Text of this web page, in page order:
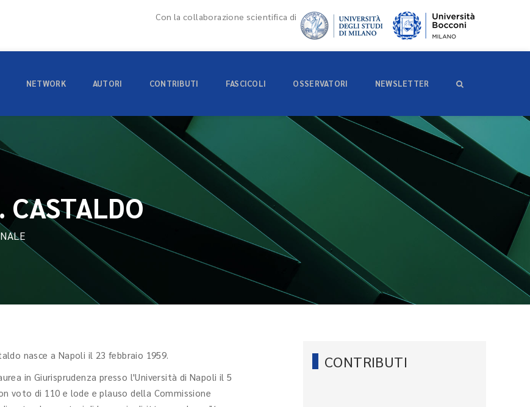
Con la collaborazione scientifica di
NETWORK AUTORI CONTRIBUTI FASCICOLI OSSERVATORI NEWSLETTER
CASTALDO
nasce a Napoli il 23 febbraio 1959.
in Giurisprudenza presso l'Università di Napoli il 5
voto di 110 e lode e plauso della Commissione
CONTRIBUTI